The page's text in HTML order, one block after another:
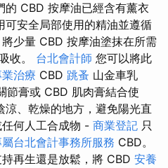
的 CBD 按摩油已經含有薰衣
可安全局部使用的精油並遵循
少量 CBD 按摩油塗抹在所需
收。 台北會計師 您可以將此
治療 CBD 跳蚤 山金車乳
節膏或 CBD 肌肉膏結合使
涼、乾燥的地方，避免陽光直
何人工合成物 - 商業登記 只
台北會計事務所服務 CBD。
再生還是放鬆，將 CBD 安養